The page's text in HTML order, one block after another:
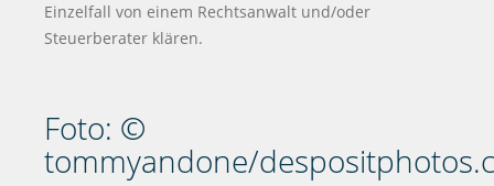
Einzelfall von einem Rechtsanwalt und/oder
Steuerberater klären.
Foto: ©
tommyandone/